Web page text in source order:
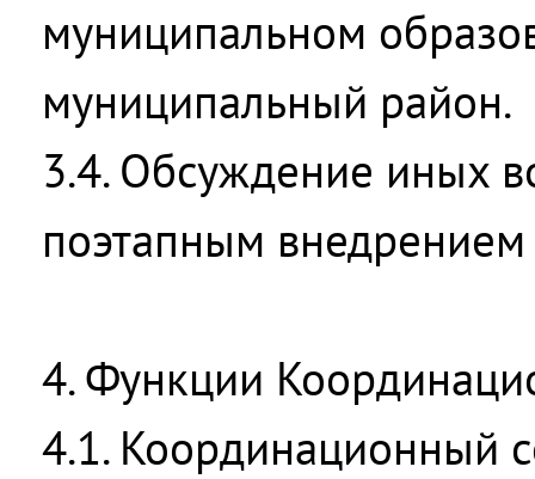
муниципальном
муниципальный район.
3.4. Обсуждение иных
поэтапным
4. Функции
4.1. Координационный